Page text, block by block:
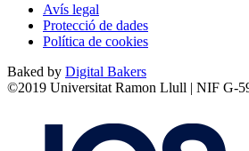
Avís legal
Protecció de dades
Política de cookies
Baked by Digital Bakers
©2019 Universitat Ramon Llull | NIF G-